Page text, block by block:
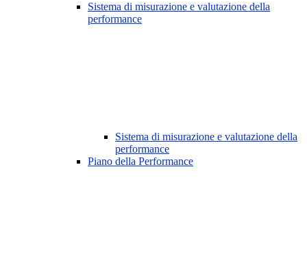
Sistema di misurazione e valutazione della
performance
Sistema di misurazione e valutazione della
performance
Piano della Performance